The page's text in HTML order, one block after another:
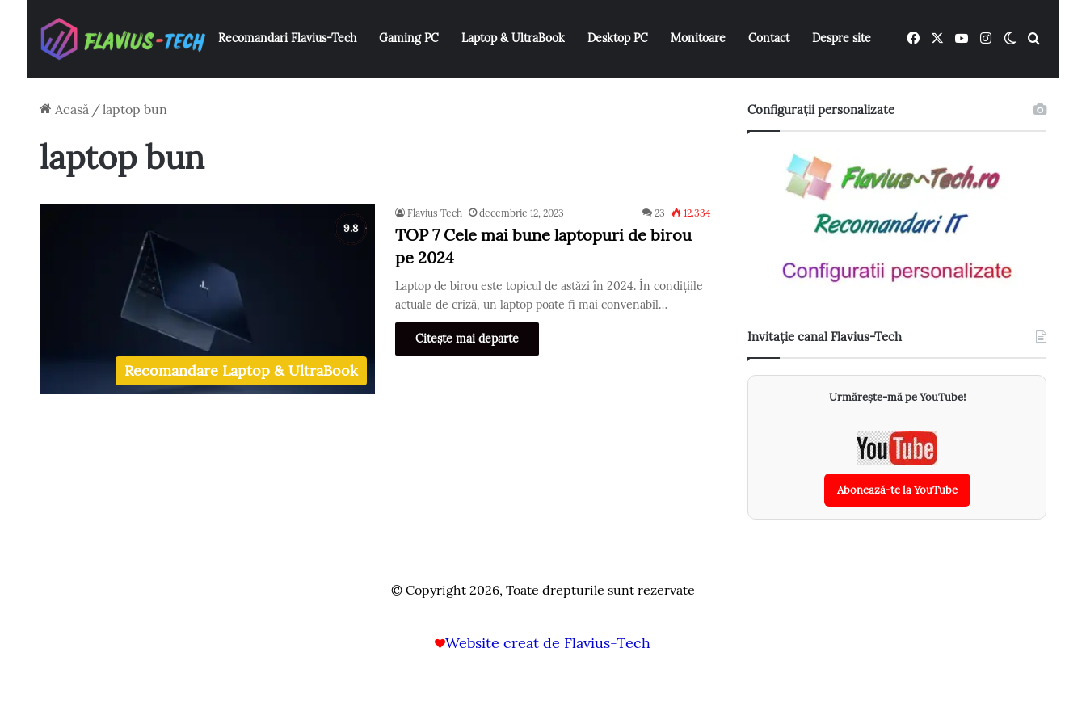
Recomandari Flavius-Tech Gaming PC Laptop & UltraBook Desktop PC Monitoare Contact Despre site FacebookYouTubeInstagramSwitch skin
Acasă /laptop bun
laptop bun
Recomandare Laptop & UltraBook
Flavius Tech decembrie 12, 2023 23 12.334
TOP 7 Cele mai bune laptopuri de birou
pe 2024
Laptop de birou este topicul de astăzi în 2024. În condițiile
actuale de criză, un laptop poate fi mai convenabil…
Citește mai departe
Configurații personalizate
Invitație canal Flavius-Tech
Urmărește-mă pe YouTube!
Abonează-te la YouTube
© Copyright 2026, Toate drepturile sunt rezervate
Website creat de Flavius-Tech